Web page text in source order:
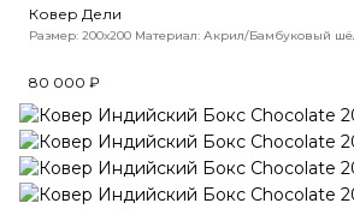
Ковер Дели
Размер: 200х200 Материал: Акрил/Бамбуковый
80 000 ₽